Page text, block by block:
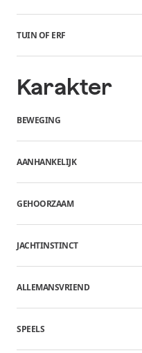
TUIN OF ERF
Karakter
BEWEGING
AANHANKELIJK
GEHOORZAAM
JACHTINSTINCT
ALLEMANSVRIEND
SPEELS